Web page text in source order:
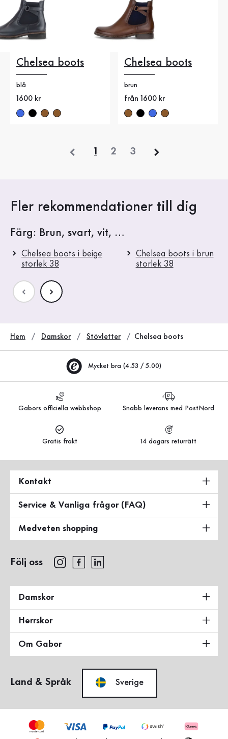
Chelsea boots
blå
Nytt pris
1600 kr
Chelsea boots
brun
Nytt pris
från 1600 kr
1 2 3
Fler rekommendationer till dig
Färg: Brun, svart, vit, …
Chelsea boots i beige
storlek 38
Chelsea boots i brun
storlek 38
Hem Damskor Stövletter Chelsea boots
Mycket bra (4.53 / 5.00)
Gabors officiella webbshop Snabb leverans med PostNord
Gratis frakt 14 dagars returrätt
Kontakt
Service & Vanliga frågor (FAQ)
Medveten shopping
Följ oss
Damskor
Herrskor
Om Gabor
Land & Språk Sverige